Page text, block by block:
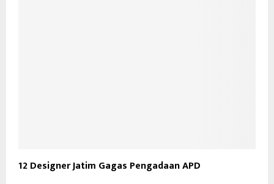
12 Designer Jatim Gagas Pengadaan APD